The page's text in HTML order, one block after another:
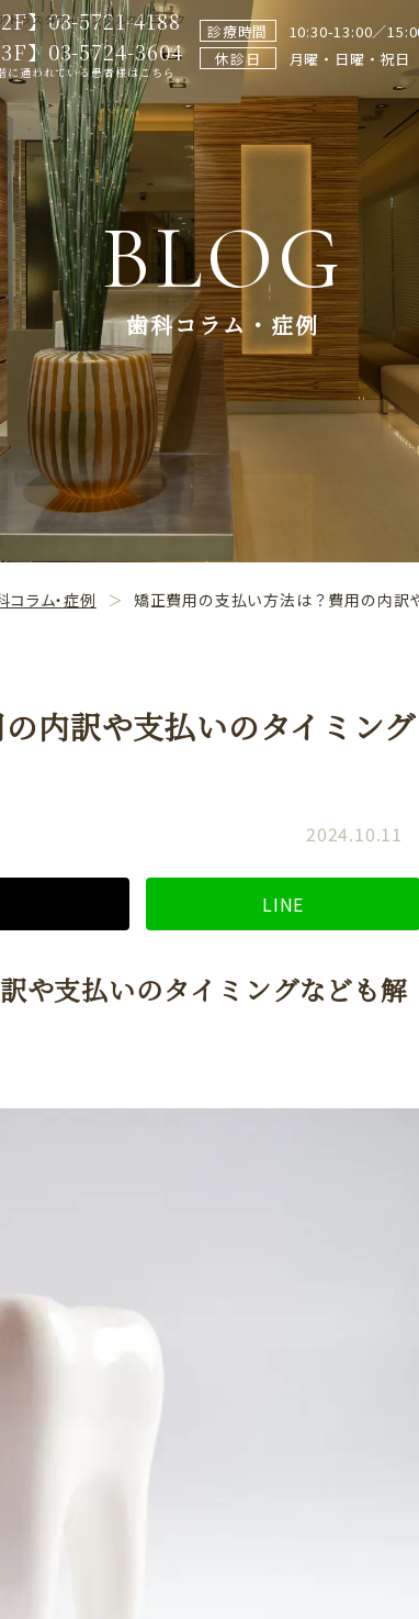
トラスタワーデンタルクリニック
】03-5721-4188
】03-5724-3604
に通われている患者様はこちら
診療時間
10:30-13:00／
休診日
月曜・日曜・祝日
BLOG
歯科コラム・症例
コラム・症例 矯正費用の支払い方法は？費用の内訳
内訳や支払いのタイミング
2024.10.11
LINE
や支払いのタイミングなども解